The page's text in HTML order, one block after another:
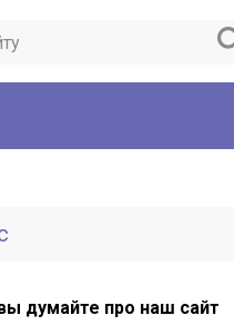
думайте про наш сайт